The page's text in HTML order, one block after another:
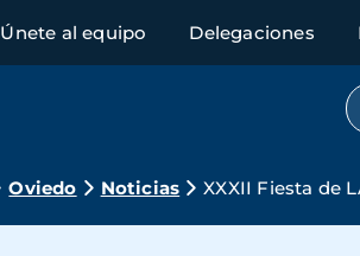
Únete al equipo Delegaciones
Oviedo Noticias XXXII Fiesta de